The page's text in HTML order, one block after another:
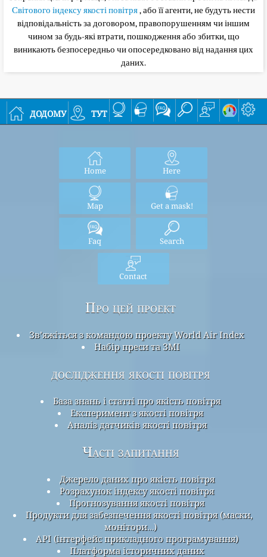
Світового індексу якості повітря, або її агенти, не будуть нести
відповідальність за договором, правопорушенням чи іншим
чином за будь-які втрати, пошкодження або збитки, що
виникають безпосередньо чи опосередковано від надання цих
даних.
додому тут
Home Here
Map Get a mask!
Faq Search
Contact
Про цей проект
Зв’яжіться з командою проекту World Air Index
Набір преси та ЗМІ
дослідження якості повітря
База знань і статті про якість повітря
Експеримент з якості повітря
Аналіз датчиків якості повітря
Часті запитання
Джерело даних про якість повітря
Розрахунок індексу якості повітря
Прогнозування якості повітря
Продукти для забезпечення якості повітря (маски,
монітори…)
API (інтерфейс прикладного програмування)
Платформа історичних даних